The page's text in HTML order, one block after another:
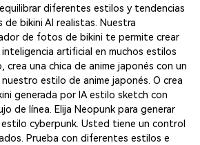
diferentes estilos y tendencias
bikini AI realistas. Nuestra
de fotos de bikini te permite crear
artificial en muchos estilos
crea una chica de anime japonés con un
estilo de anime japonés. O crea
generada por IA estilo sketch con
de línea. Elija Neopunk para generar
estilo cyberpunk. Usted tiene un control
Prueba con diferentes estilos e